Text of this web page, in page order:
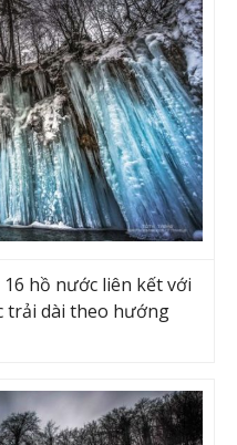
hồ nước liên kết với
trải dài theo hướng